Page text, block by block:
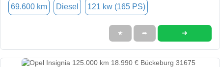
69.600 km Diesel 121 kw (165 PS)
★ ➦ ➜